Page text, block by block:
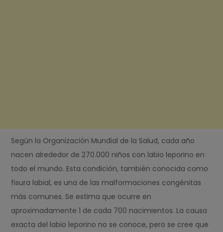
Según la Organización Mundial de la Salud, cada año
nacen alrededor de 270.000 niños con labio leporino en
todo el mundo. Esta condición, también conocida como
fisura labial, es una de las malformaciones congénitas
más comunes. Se estima que ocurre en
aproximadamente 1 de cada 700 nacimientos. La causa
exacta del labio leporino no se conoce, pero se cree que